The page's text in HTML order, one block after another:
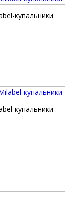
купальники
купальники